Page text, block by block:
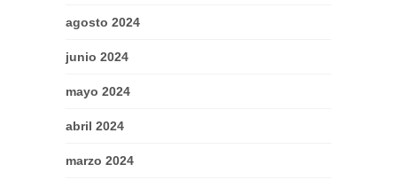
agosto 2024
junio 2024
mayo 2024
abril 2024
marzo 2024